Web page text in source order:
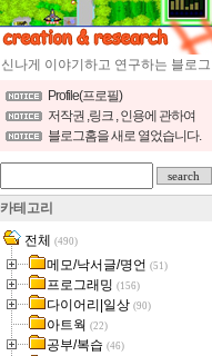
신나게 이야기하고 연구하는 블로그
Profile(프로필)
저작권 ,링크 , 인용에 관하여
블로그홈을 새로 열었습니다.
카테고리
전체 (490)
메모/낙서글/명언 (51)
프로그래밍 (156)
다이어리|일상 (90)
아트웍 (22)
공부/복습 (46)